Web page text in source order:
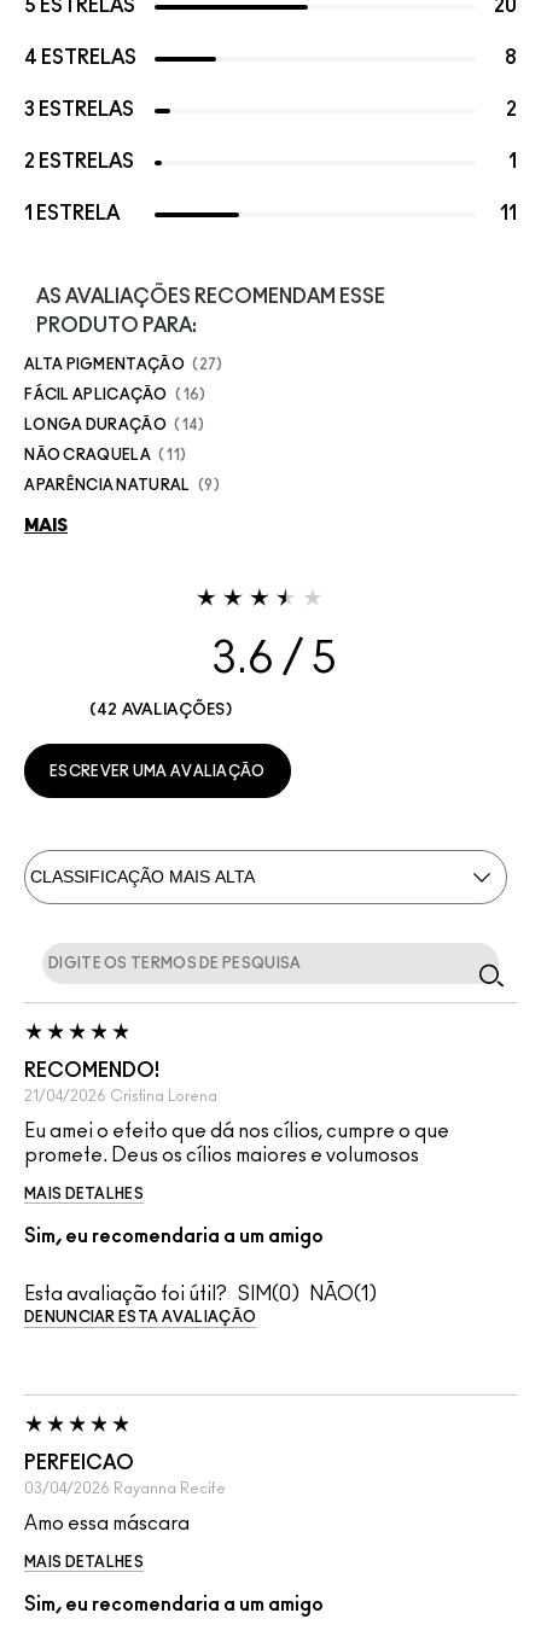
5 ESTRELAS 20
4 ESTRELAS 8
3 ESTRELAS 2
2 ESTRELAS 1
1 ESTRELA 11
AS AVALIAÇÕES RECOMENDAM ESSE
PRODUTO PARA:
ALTA PIGMENTAÇÃO 27
FÁCIL APLICAÇÃO 16
LONGA DURAÇÃO 14
NÃO CRAQUELA 11
APARÊNCIA NATURAL 9
MAIS
3.6
42 AVALIAÇÕES
ESCREVER UMA AVALIAÇÃO
RECOMENDO!
21/04/2026 Cristina Lorena
Eu amei o efeito que dá nos cílios, cumpre o que
promete. Deus os cílios maiores e volumosos
MAIS DETALHES
Sim, eu recomendaria a um amigo
Esta avaliação foi útil? 0 1
DENUNCIAR ESTA AVALIAÇÃO
PERFEICAO
03/04/2026 Rayanna Recife
Amo essa máscara
MAIS DETALHES
Sim, eu recomendaria a um amigo